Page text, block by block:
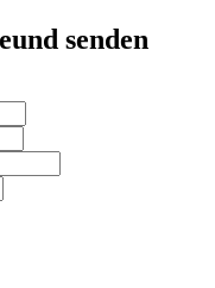
senden